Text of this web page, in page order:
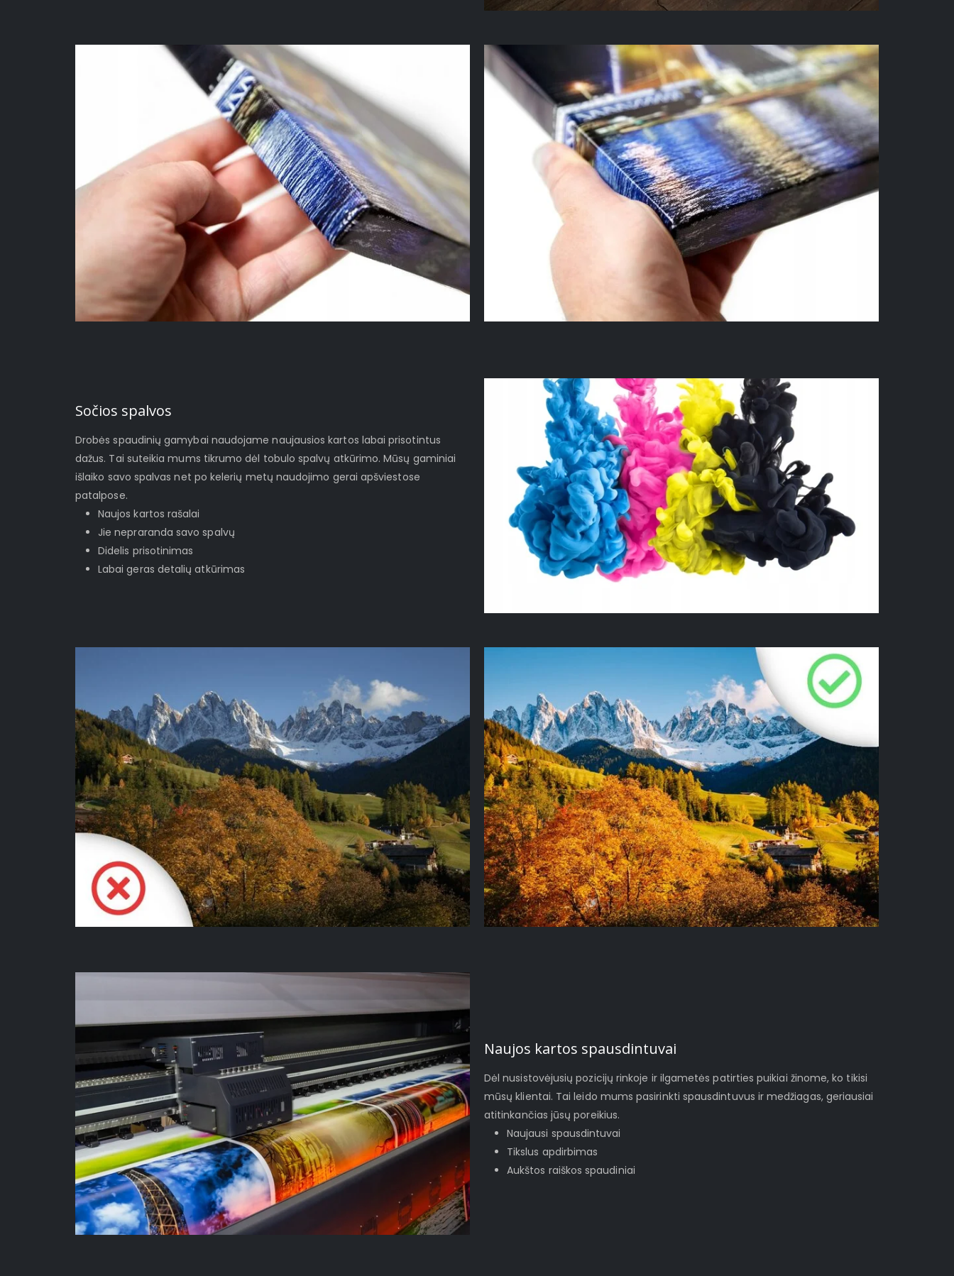
Sočios spalvos
Drobės spaudinių gamybai naudojame naujausios kartos labai prisotintus
dažus. Tai suteikia mums tikrumo dėl tobulo spalvų atkūrimo. Mūsų gaminiai
išlaiko savo spalvas net po kelerių metų naudojimo gerai apšviestose
patalpose.
Naujos kartos rašalai
Jie nepraranda savo spalvų
Didelis prisotinimas
Labai geras detalių atkūrimas
Naujos kartos spausdintuvai
Dėl nusistovėjusių pozicijų rinkoje ir ilgametės patirties puikiai žinome, ko tikisi
mūsų klientai. Tai leido mums pasirinkti spausdintuvus ir medžiagas, geriausiai
atitinkančias jūsų poreikius.
Naujausi spausdintuvai
Tikslus apdirbimas
Aukštos raiškos spaudiniai